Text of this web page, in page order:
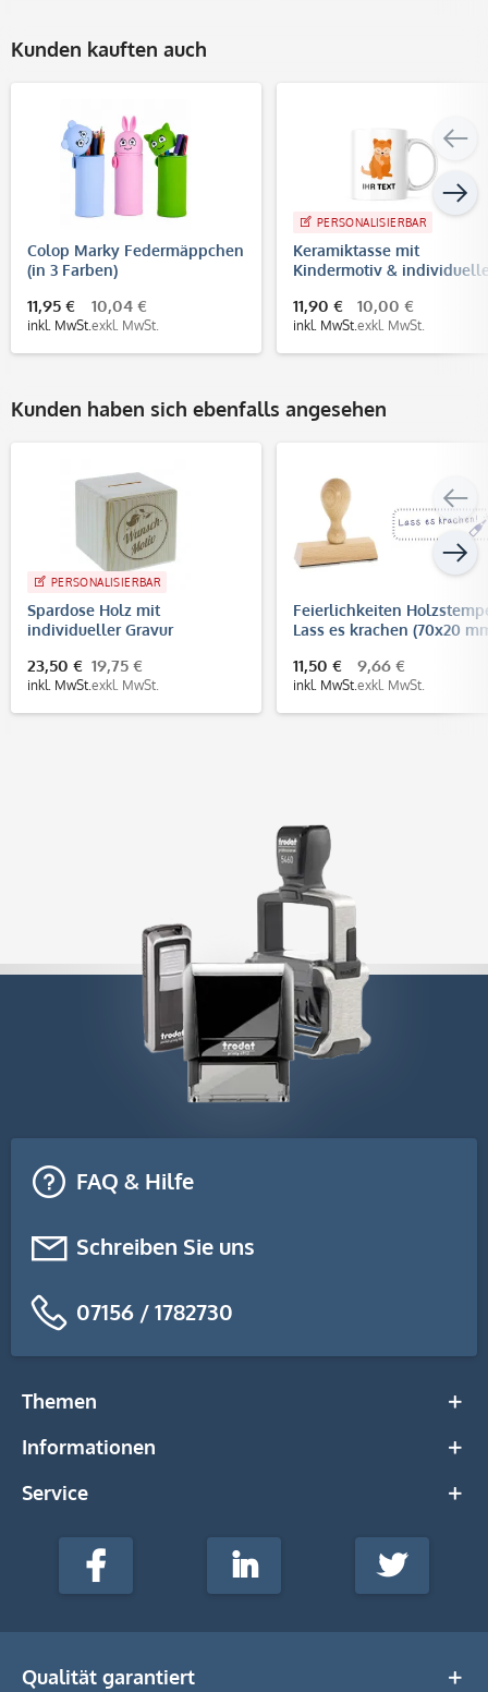
Kunden kauften auch
Colop Marky Federmäppchen
(in 3 Farben)
11,95 €
inkl. MwSt.
10,04 €
exkl. MwSt.
PERSONALISIERBAR
Keramiktasse mit
Kindermotiv &
11,90 €
inkl. MwSt.
10,00 €
exkl. MwSt.
Kunden haben sich ebenfalls angesehen
PERSONALISIERBAR
Spardose Holz mit
individueller Gravur
23,50 €
inkl. MwSt.
19,75 €
exkl. MwSt.
Feierlichkeiten
Lass es krachen (70x20
11,50 €
inkl. MwSt.
9,66 €
exkl. MwSt.
FAQ & Hilfe
Schreiben Sie uns
07156 / 1782730
Themen
Informationen
Service
stempel-
Media
Facebook LinkedIn Twitter
Qualität garantiert